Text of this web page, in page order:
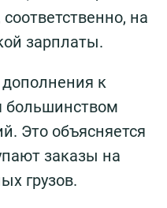
на
зарплаты.
к
большинством
Это объясняется
заказы на
грузов.